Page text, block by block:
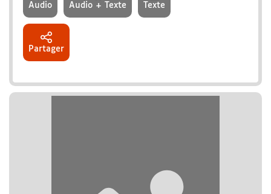
Audio Audio + Texte Texte
Partager